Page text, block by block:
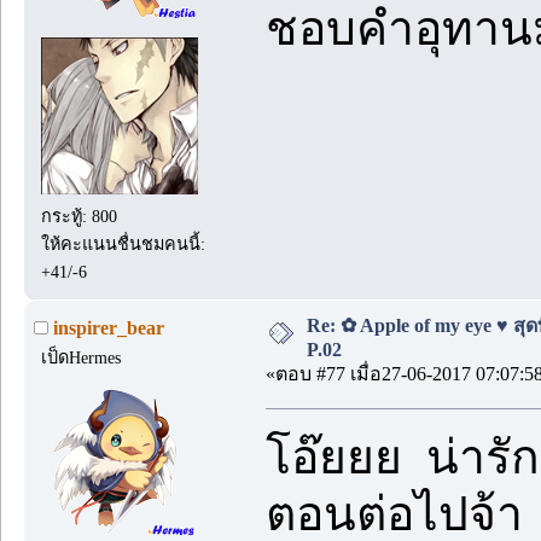
กระทู้: 800
ให้คะแนนชื่นชมคนนี้:
+41/-6
ชอบคำอุทา
inspirer_bear
เป็ดHermes
Re: ✿ Apple of my eye ♥
P.02
«ตอบ #77 เมื่อ27-06-2017
โอ๊ยยย น่ารั
ตอนต่อไปจ้า